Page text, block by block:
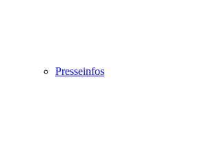
Presseinfos